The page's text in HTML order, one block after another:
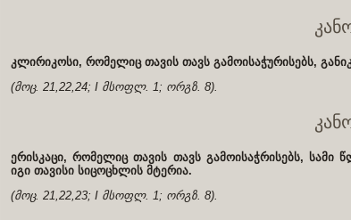
კლირიკოსი, რომელიც თავის თავს გამოისაჭურისებს,
(მოც. 21,22,24; I მსოფლ. 1; ორგზ. 8).
ერისკაცი, რომელიც თავის თავს გამოისაჭრისებს,
იგი თავისი სიცოცხლის მტერია.
(მოც. 21,22,23; I მსოფლ. 1; ორგზ. 8).